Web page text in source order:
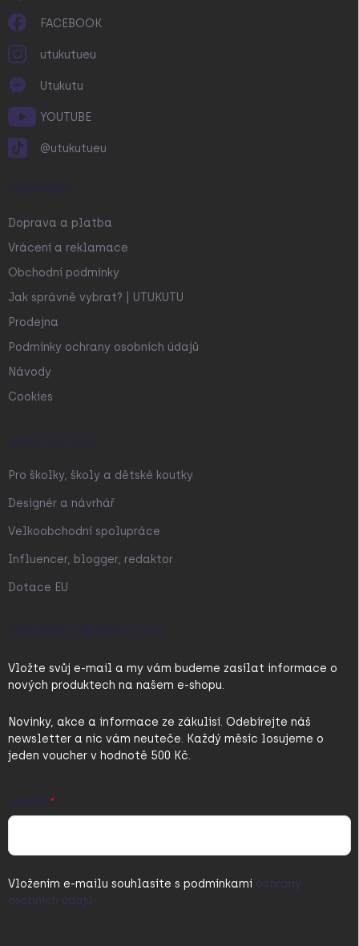
FACEBOOK
utukutueu
Utukutu
YOUTUBE
@utukutueu
O NÁKUPU
Doprava a platba
Vrácení a reklamace
Obchodní podmínky
Jak správně vybrat? | UTUKUTU
Prodejna
Podmínky ochrany osobních údajů
Návody
Cookies
SPOLUPRÁCE
Pro školky, školy a dětské koutky
Designér a návrhář
Velkoobchodní spolupráce
Influencer, blogger, redaktor
Dotace EU
ODEBÍRAT NEWSLETTER
Vložte svůj e-mail a my vám budeme zasílat informace o
nových produktech na našem e-shopu.
Novinky, akce a informace ze zákulisí. Odebírejte náš
newsletter a nic vám neuteče. Každý měsíc losujeme o
jeden voucher v hodnotě 500 Kč.
E-MAIL
Vložením e-mailu souhlasíte s podmínkami ochrany
osobních údajů